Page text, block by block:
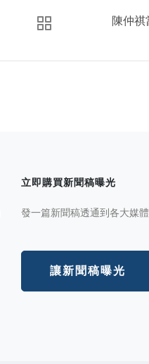
陳仲祺
立即購買新聞稿曝光
發一篇新聞稿透通到各大媒
讓新聞稿曝光